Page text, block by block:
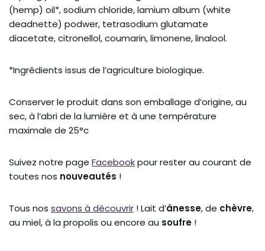
(hemp) oil*, sodium chloride, lamium album (white
deadnette) podwer, tetrasodium glutamate
diacetate, citronellol, coumarin, limonene, linalool.
*Ingrédients issus de l’agriculture biologique.
Conserver le produit dans son emballage d’origine, au
sec, à l’abri de la lumière et à une température
maximale de 25°c
Suivez notre page Facebookpour rester au courant de
toutes nos nouveautés !
Tous nos savons à découvrir ! Lait d’ânesse, de chèvre,
au miel, à la propolis ou encore au soufre !